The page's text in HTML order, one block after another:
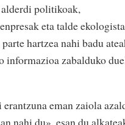
politikoak,
eta talde
hartzea nahi badu
informazioa zabalduko
eman zaiola
nahi du», esan du